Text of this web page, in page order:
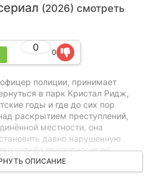
(2026) смотреть
0 0
полиции, принимает
в парк Кристал Ридж,
годы и где до сих пор
раскрытием преступлений,
местности, она
давно нарушенную
судьба преподносит ей
бродячего лабрадора по
острое чутье, отточенное
ОПИСАНИЕ